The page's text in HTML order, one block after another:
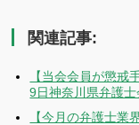
関連記事:
【当会会員が懲戒
9日神奈川県弁護
【今月の弁護士